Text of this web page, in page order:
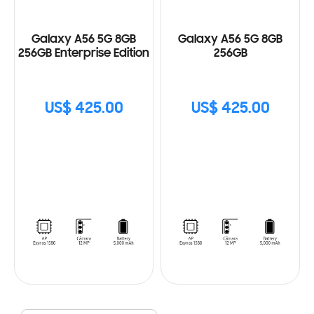
Galaxy A56 5G 8GB
256GB Enterprise Edition
US$ 425.00
Galaxy A56 5G 8GB
256GB
US$ 425.00